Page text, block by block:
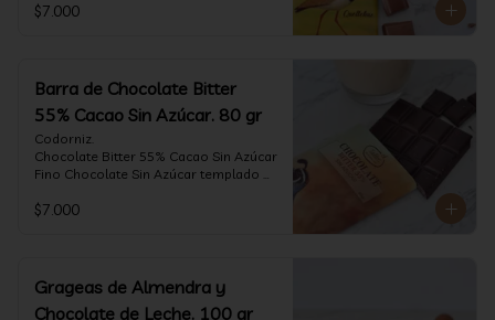
aterciopelado de frutas rojas y cacao
$7.000
Barra de Chocolate Bitter
55% Cacao Sin Azúcar. 80 gr
Codorniz.
Chocolate Bitter 55% Cacao Sin Azúcar
Fino Chocolate Sin Azúcar templado
aterciopelado de frutas rojas y cacao
$7.000
Grageas de Almendra y
Chocolate de Leche. 100 gr